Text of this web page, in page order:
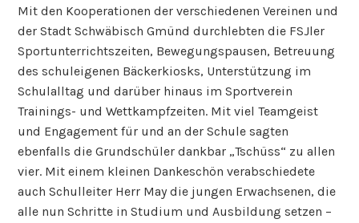
Mit den Kooperationen der verschiedenen Vereinen und
der Stadt Schwäbisch Gmünd durchlebten die FSJler
Sportunterrichtszeiten, Bewegungspausen, Betreuung
des schuleigenen Bäckerkiosks, Unterstützung im
Schulalltag und darüber hinaus im Sportverein
Trainings- und Wettkampfzeiten. Mit viel Teamgeist
und Engagement für und an der Schule sagten
ebenfalls die Grundschüler dankbar „Tschüss“ zu allen
vier. Mit einem kleinen Dankeschön verabschiedete
auch Schulleiter Herr May die jungen Erwachsenen, die
alle nun Schritte in Studium und Ausbildung setzen –